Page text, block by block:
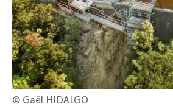
© Gaël HIDALGO